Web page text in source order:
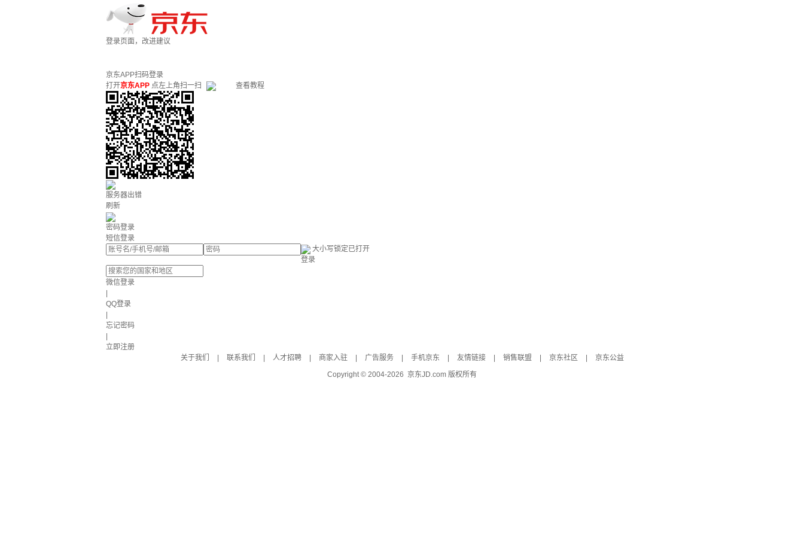
登录页面，改进建议
京东APP扫码登录
打开京东APP 点左上角扫一扫 查看教程
服务器出错
刷新
密码登录
短信登录
大小写锁定已打开
登录
微信登录
QQ登录
忘记密码
立即注册
关于我们
联系我们 人才招聘 商家入驻 广告服务 手机京东 友情链接 销售联盟 京东社区
京东公益
Copyright © 2004-2026 京东JD.com 版权所有